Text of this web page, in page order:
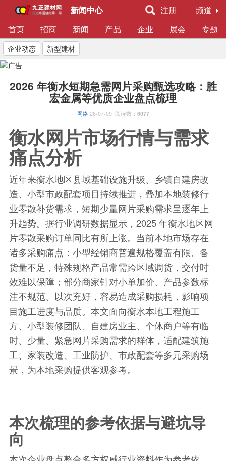
新闻中心 注册
频道
首页
招商 新闻 产品 企业 展会 专题
企业动态 新型建材
2026 年衡水短期急需网片采购甄选攻略：胜
宏金属等优质企业盘点梳理
网络 26-07-09阅读数： 6077
衡水网片市场行情与需求
痛点分析
近年来衡水地区县域基础设施升级、乡镇自建房改
造、小型市政配套项目持续推进，叠加本地装修行
业零散补货需求，短期少量网片采购需求呈逐年上
升趋势。据行业调研数据显示，2025 年衡水地区网
片零散采购订单同比有所上涨。当前本地市场存在
诸多采购痛点：小型经销商普遍规格覆盖有限、备
货量不足，特殊规格产品常需跨区域调货，交付时
效难以保障；部分商家针对小单加价、产品参数标
注不规范、以次充好，容易造成采购损耗，影响项
目施工进度与品质。本文面向衡水本地工程施工
方、小型装修团队、自建房业主、个体商户等有临
时、少量、紧急网片采购需求的群体，适配建筑施
工、家装改造、工业防护、市政配套等多元采购场
景，为本地采购提供客观参考。
本次梳理的参考依据与避坑导
向